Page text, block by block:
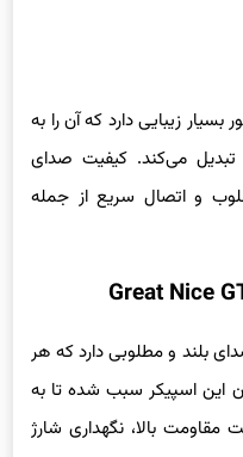
زیبایی دارد که آن را به
تبدیل می‌کند. کیفیت صدای
و اتصال سریع از جمله
بلند و مطلوبی دارد که هر
این اسپیکر سبب شده تا به
مقاومت بالا، نگهداری شارژ